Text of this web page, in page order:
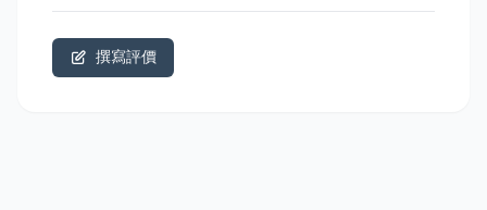
撰寫評價